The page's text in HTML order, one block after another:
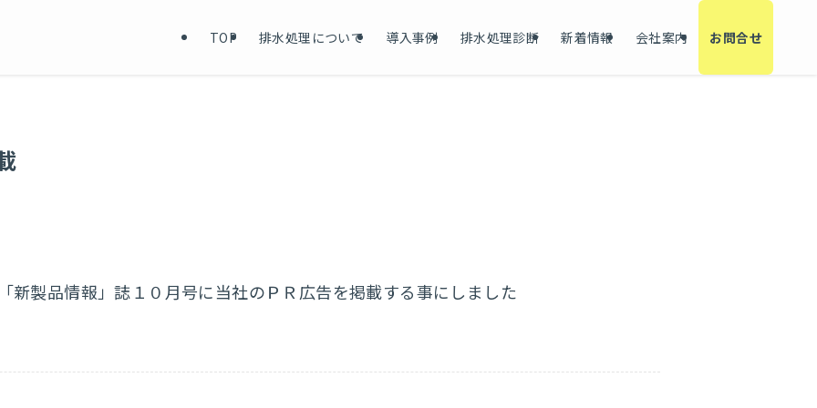
TOP 排水処理について 導入事例 排水処理診断 新着情報 会社案内 お問合せ
新製品情報」誌１０月号に当社のＰＲ広告を掲載する事にしました